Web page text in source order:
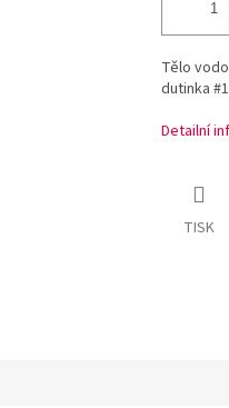
Tělo
dutinka
Detailní
TISK